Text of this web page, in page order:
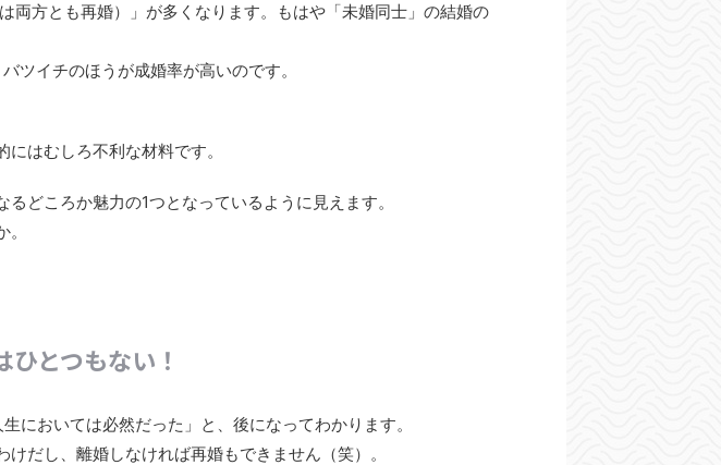
方とも再婚）」が多くなります。もはや「未婚同士」の結婚の
ツイチのほうが成婚率が高いのです。
はむしろ不利な材料です。
どころか魅力の1つとなっているように見えます。
とつもない！
においては必然だった」と、後になってわかります。
だし、離婚しなければ再婚もできません（笑）。